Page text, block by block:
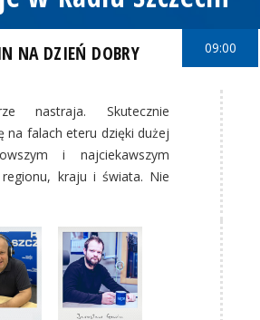
NA DZIEŃ DOBRY
nastraja. Skutecznie
na falach eteru dzięki dużej
i najciekawszym
kraju i świata. Nie
09:00